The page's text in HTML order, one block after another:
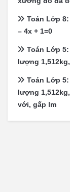
Toán Lớp 8:
– 4x + 1=0
Toán Lớp
lượng
Toán Lớp
lượng
với, gấp lm